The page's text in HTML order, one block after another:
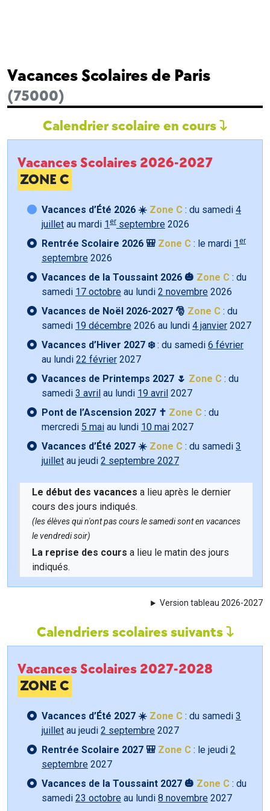
Vacances Scolaires de Paris
(75000)
Calendrier scolaire en cours
Vacances Scolaires 2026-2027
ZONE C
Vacances d’Été 2026 ☀️ Zone C : du samedi 4
juillet au mardi 1 er septembre 2026
Rentrée Scolaire 2026 🎒 Zone C : le mardi 1 er
septembre 2026
Vacances de la Toussaint 2026 🎃 Zone C : du
samedi 17 octobre au lundi 2 novembre 2026
Vacances de Noël 2026-2027 🎅 Zone C : du
samedi 19 décembre 2026 au lundi 4 janvier 2027
Vacances d’Hiver 2027 ❄️: du samedi 6 février
au lundi 22 février 2027
Vacances de Printemps 2027 🌷 Zone C : du
samedi 3 avril au lundi 19 avril 2027
Pont de l’Ascension 2027 ✝️ Zone C : du
mercredi 5 mai au lundi 10 mai 2027
Vacances d’Été 2027 ☀️ Zone C : du samedi 3
juillet au jeudi 2 septembre 2027
Le début des vacances a lieu après le dernier
cours des jours indiqués.
(les élèves qui n'ont pas cours le samedi sont en vacances
le vendredi soir)
La reprise des cours a lieu le matin des jours
indiqués.
Version tableau 2026-2027
Calendriers scolaires suivants
Vacances Scolaires 2027-2028
ZONE C
Vacances d’Été 2027 ☀️ Zone C : du samedi 3
juillet au jeudi 2 septembre 2027
Rentrée Scolaire 2027 🎒 Zone C : le jeudi 2
septembre 2027
Vacances de la Toussaint 2027 🎃 Zone C : du
samedi 23 octobre au lundi 8 novembre 2027